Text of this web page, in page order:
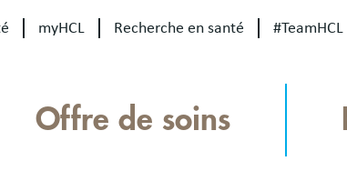
myHCL Recherche en santé #TeamHCL
Offre de soins